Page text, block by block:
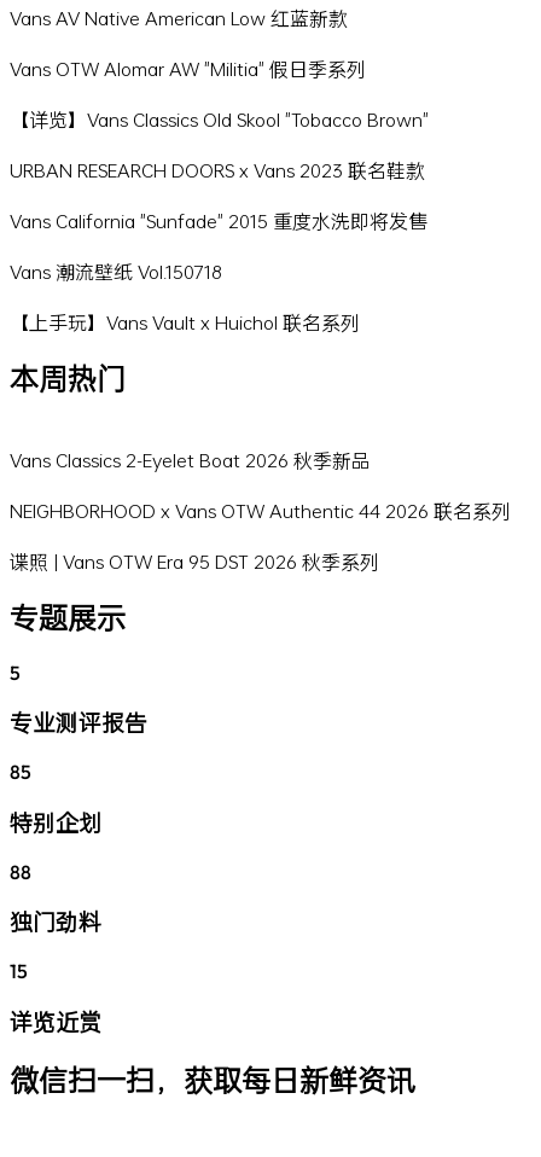
Vans AV Native American Low 红蓝新款
Vans OTW Alomar AW "Militia" 假日季系列
【详览】Vans Classics Old Skool "Tobacco Brown"
URBAN RESEARCH DOORS x Vans 2023 联名鞋款
Vans California "Sunfade" 2015 重度水洗即将发售
Vans 潮流壁纸 Vol.150718
【上手玩】Vans Vault x Huichol 联名系列
本周热门
Vans Classics 2-Eyelet Boat 2026 秋季新品
NEIGHBORHOOD x Vans OTW Authentic 44 2026 联名系列
谍照 | Vans OTW Era 95 DST 2026 秋季系列
专题展示
5
专业测评报告
85
特别企划
88
独门劲料
15
详览近赏
微信扫一扫，获取每日新鲜资讯